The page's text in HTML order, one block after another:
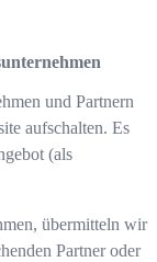
und Partnern
aufschalten. Es
(als
übermitteln wir
Partner oder